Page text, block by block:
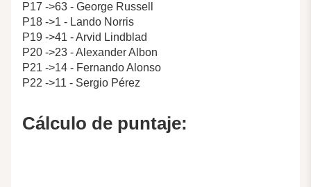
P17 ->63 - George Russell
P18 ->1 - Lando Norris
P19 ->41 - Arvid Lindblad
P20 ->23 - Alexander Albon
P21 ->14 - Fernando Alonso
P22 ->11 - Sergio Pérez
Cálculo de puntaje: